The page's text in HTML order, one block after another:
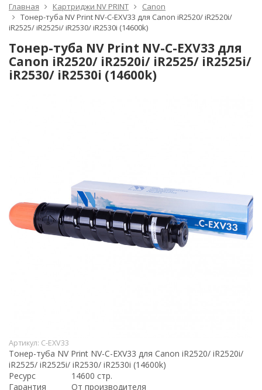
Главная Картриджи NV PRINT
Canon
Тонер-туба NV Print NV-C-EXV33 для Canon iR2520/ iR2520i/
iR2525/ iR2525i/ iR2530/ iR2530i (14600k)
Тонер-туба NV Print NV-C-EXV33 для
Canon iR2520/ iR2520i/ iR2525/ iR2525i/
iR2530/ iR2530i (14600k)
Артикул: C-EXV33
Тонер-туба NV Print NV-C-EXV33 для Canon iR2520/ iR2520i/
iR2525/ iR2525i/ iR2530/ iR2530i (14600k)
Ресурс
14600 стр.
Гарантия
От производителя